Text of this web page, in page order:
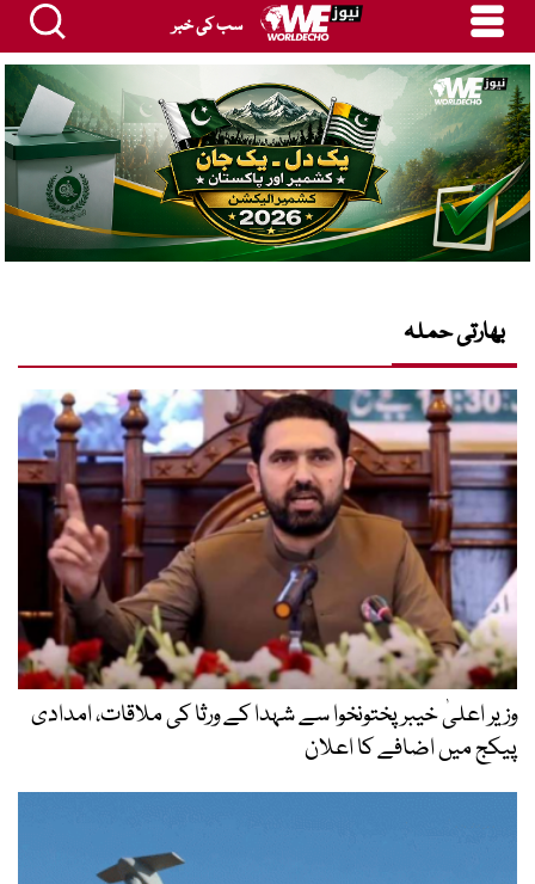
سب کی خبر
بھارتی حملہ
وزیر اعلیٰ خیبر پختونخوا سے شہدا کے ورثا کی ملاقات، امدادی
پیکج میں اضافے کا اعلان